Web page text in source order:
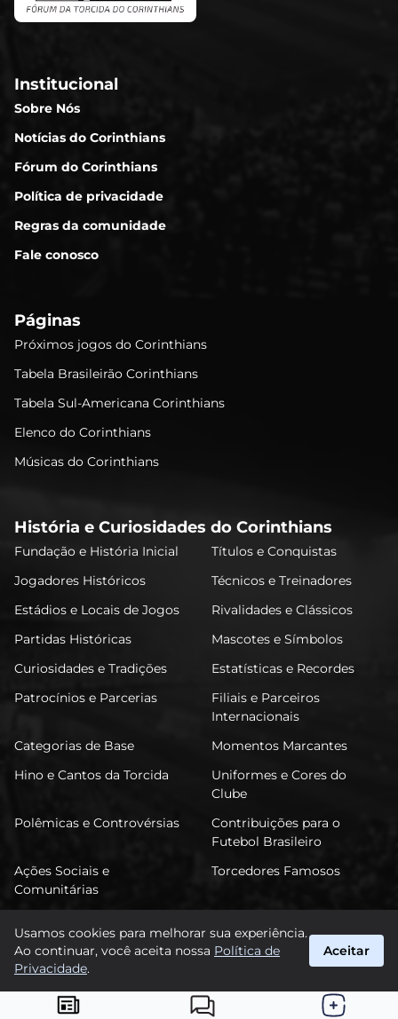
Institucional
Sobre Nós
Notícias do Corinthians
Fórum do Corinthians
Política de privacidade
Regras da comunidade
Fale conosco
Páginas
Próximos jogos do Corinthians
Tabela Brasileirão Corinthians
Tabela Sul-Americana Corinthians
Elenco do Corinthians
Músicas do Corinthians
História e Curiosidades do Corinthians
Fundação e História Inicial
Títulos e Conquistas
Jogadores Históricos
Técnicos e Treinadores
Estádios e Locais de Jogos
Rivalidades e Clássicos
Partidas Históricas
Mascotes e Símbolos
Curiosidades e Tradições
Estatísticas e Recordes
Patrocínios e Parcerias
Filiais e Parceiros
Internacionais
Categorias de Base
Momentos Marcantes
Hino e Cantos da Torcida
Uniformes e Cores do
Clube
Polêmicas e Controvérsias
Contribuições para o
Futebol Brasileiro
Ações Sociais e
Comunitárias
Torcedores Famosos
FuTimão
Usamos cookies para melhorar sua experiência.
Ao continuar, você aceita nossa Política de
Privacidade.
Aceitar